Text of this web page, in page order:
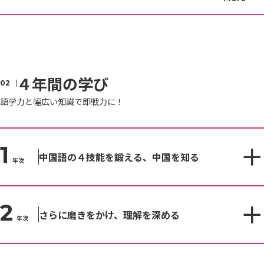
４年間の学び
語学力と幅広い知識で即戦力に！
1 年次 中国語の４技能を鍛える、中国を知る
2 年次 さらに磨きをかけ、理解を深める